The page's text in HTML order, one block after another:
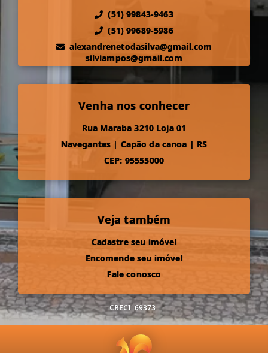
(51) 99843-9463
(51) 99689-5986
alexandrenetodasilva@gmail.com
silviampos@gmail.com
Venha nos conhecer
Rua Maraba 3210 Loja 01
Navegantes | Capão da canoa | RS
CEP: 95555000
Veja também
Cadastre seu imóvel
Encomende seu imóvel
Fale conosco
CRECI 69373